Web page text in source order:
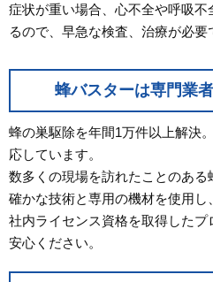
症状が重い場合、心不全や呼吸
るので、早急な検査、治療が必要
蜂バスターは専門業
蜂の巣駆除を年間1万件以上解決
応しています。
数多くの現場を訪れたことのある
確かな技術と専用の機材を使用し
社内ライセンス資格を取得した
安心ください。